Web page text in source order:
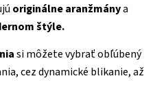
originálne aranžmánya
štýle.
si môžete vybrať obľúbený
cez dynamické blikanie, až